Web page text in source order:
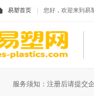
易塑首页 您好，欢迎来到易
服务须知：注册后请提交